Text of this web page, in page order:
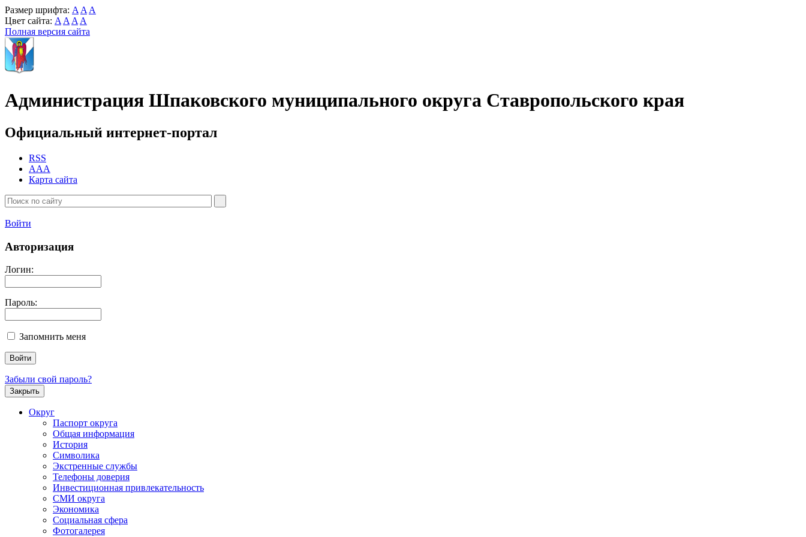
Размер шрифта: A A A
Цвет сайта: A A A A
Полная версия сайта
Администрация Шпаковского муниципального округа Ставропольского края
Официальный интернет-портал
RSS
AAA
Карта сайта
Войти
Авторизация
Логин:
Пароль:
Запомнить меня
Забыли свой пароль?
Закрыть
Округ
Паспорт округа
Общая информация
История
Символика
Экстренные службы
Телефоны доверия
Инвестиционная привлекательность
СМИ округа
Экономика
Социальная сфера
Фотогалерея